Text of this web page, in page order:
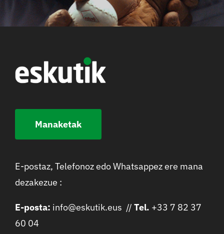
Manaketak
E-postaz, Telefonoz edo Whatsappez ere mana
dezakezue :
E-posta: info@eskutik.eus // Tel. +33 7 82 37
60 04